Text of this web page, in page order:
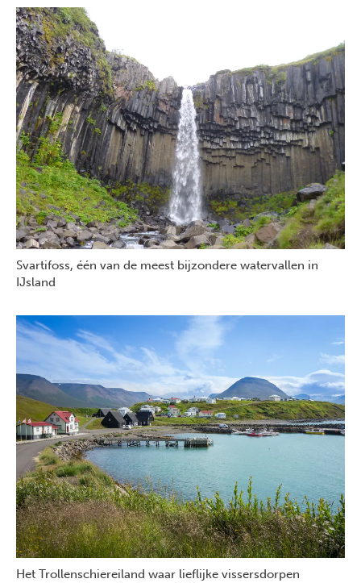
Svartifoss, één van de meest bijzondere watervallen in
IJsland
Het Trollenschiereiland waar lieflijke vissersdorpen